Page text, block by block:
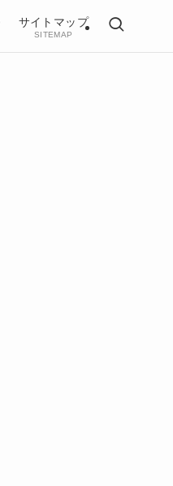
サイトマップ
SITEMAP